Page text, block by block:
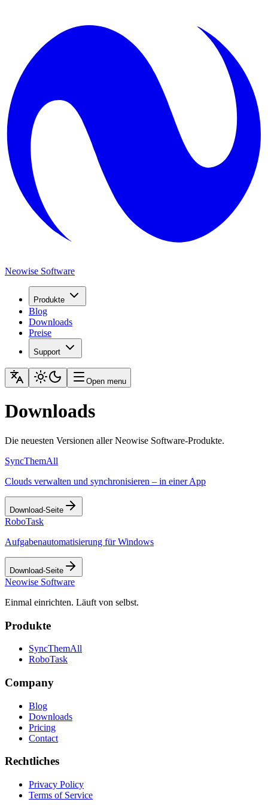
Neowise Software
Produkte
Blog
Downloads
Preise
Support
Open menu
Downloads
Die neuesten Versionen aller Neowise Software-Produkte.
SyncThemAll
Clouds verwalten und synchronisieren – in einer App
Download-Seite
RoboTask
Aufgabenautomatisierung für Windows
Download-Seite
Neowise Software
Einmal einrichten. Läuft von selbst.
Produkte
SyncThemAll
RoboTask
Company
Blog
Downloads
Pricing
Contact
Rechtliches
Privacy Policy
Terms of Service